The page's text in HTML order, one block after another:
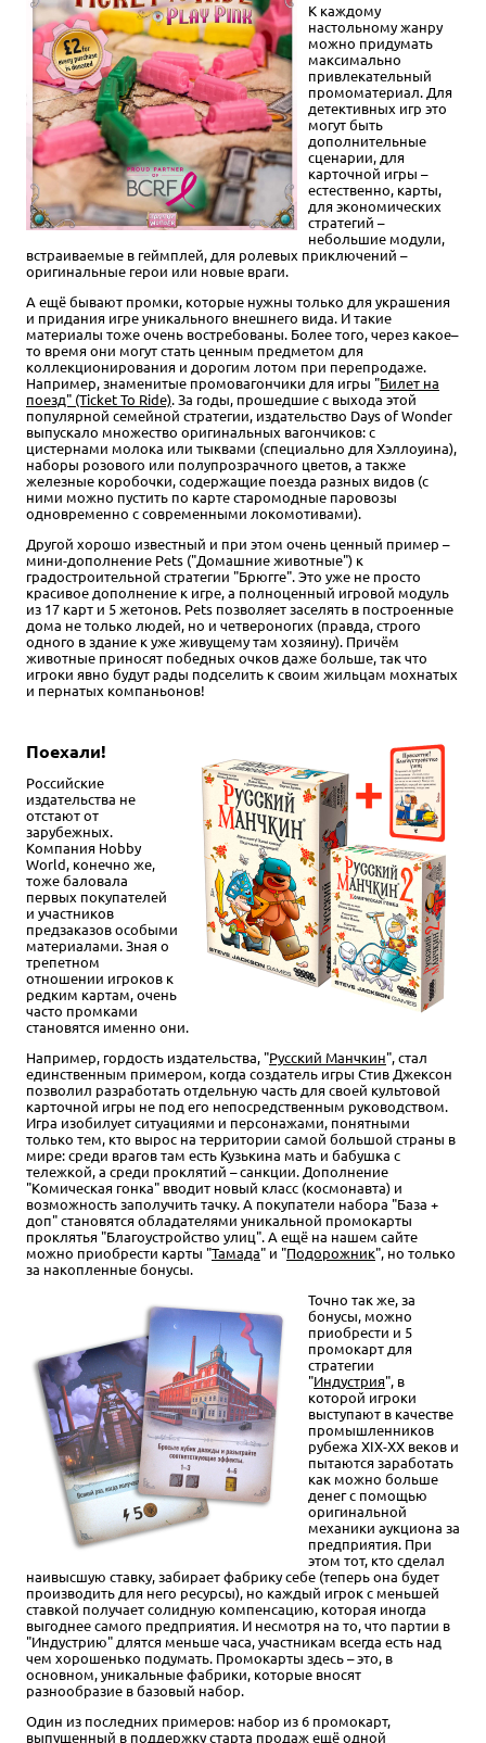
К каждому
настольному жанру
можно придумать
максимально
привлекательный
промоматериал. Для
детективных игр это
могут быть
дополнительные
сценарии, для
карточной игры –
естественно, карты,
для экономических
стратегий –
небольшие модули,
встраиваемые в геймплей, для ролевых приключений –
оригинальные герои или новые враги.
А ещё бывают промки, которые нужны только для украшения
и придания игре уникального внешнего вида. И такие
материалы тоже очень востребованы. Более того, через какое–
то время они могут стать ценным предметом для
коллекционирования и дорогим лотом при перепродаже.
Например, знаменитые промовагончики для игры "Билет на
поезд" (Ticket To Ride). За годы, прошедшие с выхода этой
популярной семейной стратегии, издательство Days of Wonder
выпускало множество оригинальных вагончиков: с
цистернами молока или тыквами (специально для Хэллоуина),
наборы розового или полупрозрачного цветов, а также
железные коробочки, содержащие поезда разных видов (с
ними можно пустить по карте старомодные паровозы
одновременно с современными локомотивами).
Другой хорошо известный и при этом очень ценный пример –
мини-дополнение Pets ("Домашние животные") к
градостроительной стратегии "Брюгге". Это уже не просто
красивое дополнение к игре, а полноценный игровой модуль
из 17 карт и 5 жетонов. Pets позволяет заселять в построенные
дома не только людей, но и четвероногих (правда, строго
одного в здание к уже живущему там хозяину). Причём
животные приносят победных очков даже больше, так что
игроки явно будут рады подселить к своим жильцам мохнатых
и пернатых компаньонов!
Поехали!
Российские
издательства не
отстают от
зарубежных.
Компания Hobby
World, конечно же,
тоже баловала
первых покупателей
и участников
предзаказов особыми
материалами. Зная о
трепетном
отношении игроков к
редким картам, очень
часто промками
становятся именно они.
Например, гордость издательства, "Русский Манчкин", стал
единственным примером, когда создатель игры Стив Джексон
позволил разработать отдельную часть для своей культовой
карточной игры не под его непосредственным руководством.
Игра изобилует ситуациями и персонажами, понятными
только тем, кто вырос на территории самой большой страны в
мире: среди врагов там есть Кузькина мать и бабушка с
тележкой, а среди проклятий – санкции. Дополнение
"Комическая гонка" вводит новый класс (космонавта) и
возможность заполучить тачку. А покупатели набора "База +
доп" становятся обладателями уникальной промокарты
проклятья "Благоустройство улиц". А ещё на нашем сайте
можно приобрести карты "Тамада" и "Подорожник", но только
за накопленные бонусы.
Точно так же, за
бонусы, можно
приобрести и 5
промокарт для
стратегии
"Индустрия", в
которой игроки
выступают в качестве
промышленников
рубежа XIX-XX веков и
пытаются заработать
как можно больше
денег с помощью
оригинальной
механики аукциона за
предприятия. При
этом тот, кто сделал
наивысшую ставку, забирает фабрику себе (теперь она будет
производить для него ресурсы), но каждый игрок с меньшей
ставкой получает солидную компенсацию, которая иногда
выгоднее самого предприятия. И несмотря на то, что партии в
"Индустрию" длятся меньше часа, участникам всегда есть над
чем хорошенько подумать. Промокарты здесь – это, в
основном, уникальные фабрики, которые вносят
разнообразие в базовый набор.
Один из последних примеров: набор из 6 промокарт,
выпущенный в поддержку старта продаж ещё одной